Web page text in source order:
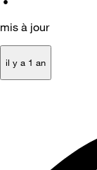
mis à jour
il y a 1 an